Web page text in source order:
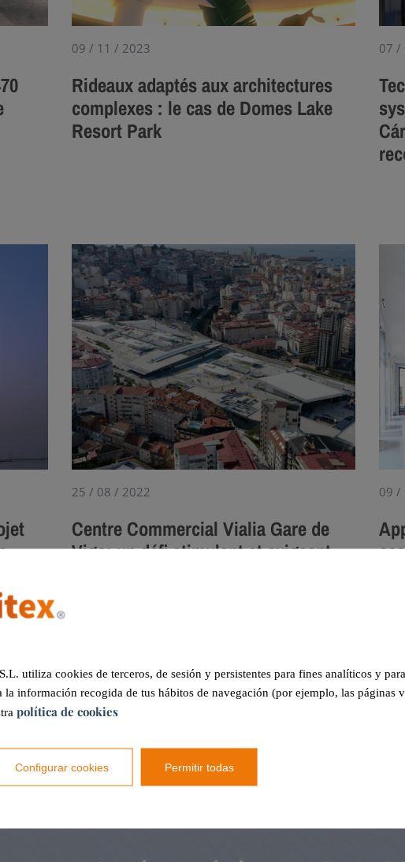
09 / 11 / 2023
Rideaux adaptés aux architectures
complexes : le cas de Domes Lake
Resort Park
07 /
25 / 08 / 2022
Centre Commercial Vialia Gare de
Vigo: un défi stimulant et exigeant
09 /
utiliza cookies de terceros, de sesión y persistentes para fines analíticos y
la información recogida de tus hábitos de navegación (por ejemplo, las páginas
política de cookies
Configurar cookies Permitir todas